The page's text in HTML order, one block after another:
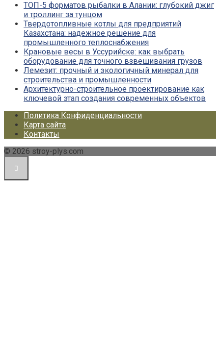
ТОП-5 форматов рыбалки в Алании: глубокий джиг
и троллинг за тунцом
Твердотопливные котлы для предприятий
Казахстана: надежное решение для
промышленного теплоснабжения
Крановые весы в Уссурийске: как выбрать
оборудование для точного взвешивания грузов
Лемезит: прочный и экологичный минерал для
строительства и промышленности
Архитектурно-строительное проектирование как
ключевой этап создания современных объектов
Политика Конфиденциальности
Карта сайта
Контакты
© 2026 stroy-plys.com